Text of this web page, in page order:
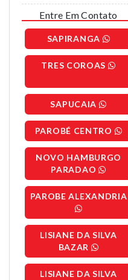
Entre Em Contato
SAPIRANGA
TRES COROAS
SAPUCAIA
PAROBÉ CENTRO
NOVO HAMBURGO
PARADAO
PAROBE ALEXANDRIA
LISIANE DA SILVA
BAZAR
LISIANE DA SILVA